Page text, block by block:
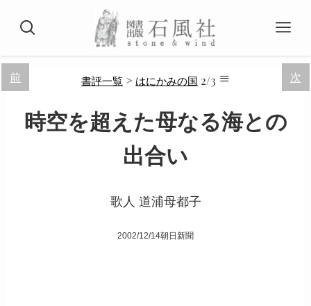
前 次
書評一覧> はにかみの国 2/3 ≡
時空を超えた母なる海との
出合い
歌人 道浦母都子
2002/12/14朝日新聞